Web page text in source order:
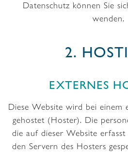
Datenschutz können Sie
wenden.
2.
EXTERNES
Diese Website wird bei einem
gehostet (Hoster). Die
die auf dieser Website
den Servern des Hosters